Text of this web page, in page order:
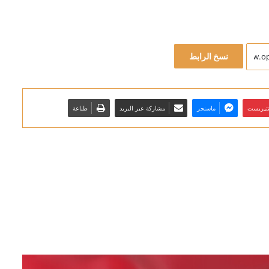
نسخ الرابط
ماسنجر مشاركة عبر البريد طباعة